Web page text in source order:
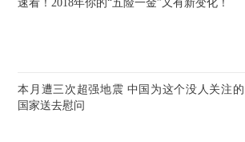
本月遭三次超强地震 中国为这个没人关注的
国家送去慰问